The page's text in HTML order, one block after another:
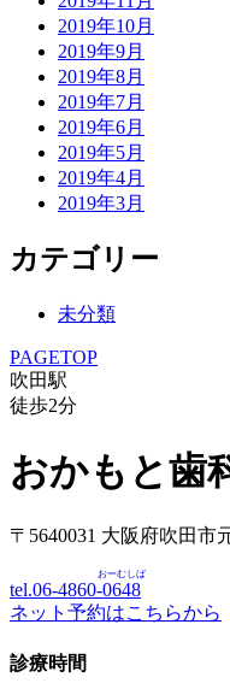
2019年10月
2019年9月
2019年8月
2019年7月
2019年6月
2019年5月
2019年4月
2019年3月
カテゴリー
未分類
PAGETOP
吹田駅
徒歩2分
おかもと歯
〒5640031 大阪府吹田市
tel.06-4860-0648
おーむしば
ネット予約はこちらから
診療時間